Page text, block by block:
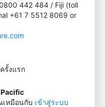
442 484 / Fiji (toll
+61 7 5512 8069 or
รั้งแรก
เหมือนกับ เข้าสู่ระบบ